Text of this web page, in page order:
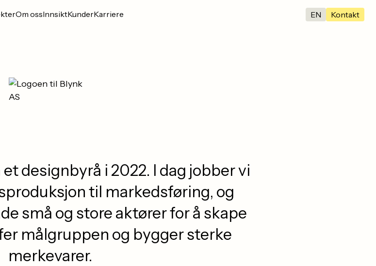
Om ossInnsiktKunderKarriere EN Kontakt
designbyrå i 2022. I dag jobber vi
til markedsføring, og
små og store aktører for å skape
målgruppen og bygger sterke
merkevarer.